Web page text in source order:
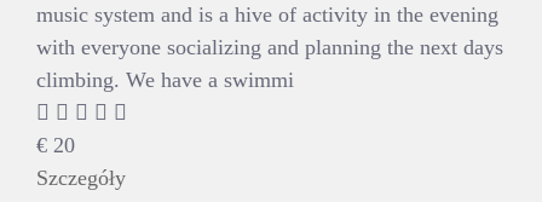
music system and is a hive of activity in the evening
with everyone socializing and planning the next days
climbing. We have a swimmi
€ 20
Szczegóły